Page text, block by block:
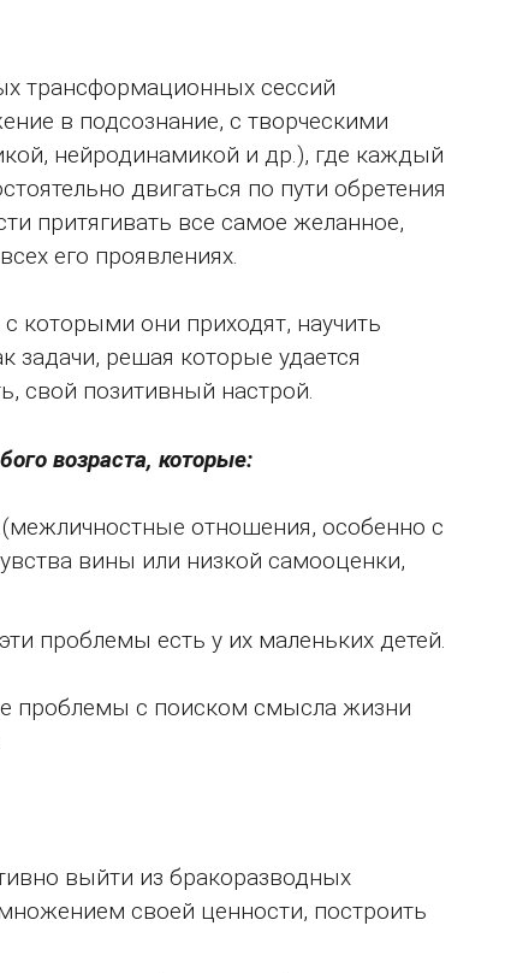
трансформационных сессий
в подсознание, с творческими
нейродинамикой и др.), где каждый
двигаться по пути обретения
притягивать все самое желанное,
его проявлениях.
которыми они приходят, научить
решая которые удается
свой позитивный настрой.
возраста, которые:
отношения, особенно с
вины или низкой самооценки,
проблемы есть у их маленьких детей.
проблемы с поиском смысла жизни
выйти из бракоразводных
своей ценности, построить